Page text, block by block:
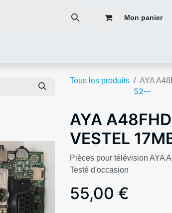
Mon panier
Tous les produits AYA
52--
AYA
VESTEL
Pièces pour télévision AYA
Testé d'occasion
55,00 €